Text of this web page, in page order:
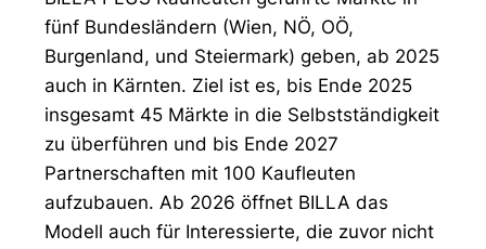
fünf Bundesländern (Wien, NÖ, OÖ,
Burgenland, und Steiermark) geben, ab 2025
auch in Kärnten. Ziel ist es, bis Ende 2025
insgesamt 45 Märkte in die Selbstständigkeit
zu überführen und bis Ende 2027
Partnerschaften mit 100 Kaufleuten
aufzubauen. Ab 2026 öffnet BILLA das
Modell auch für Interessierte, die zuvor nicht